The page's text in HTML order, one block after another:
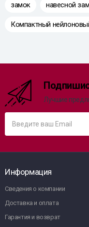
замок навесной
Компактный
Лучшие
Информация
Сведения о компании
Доставка и оплата
Гарантия и возврат